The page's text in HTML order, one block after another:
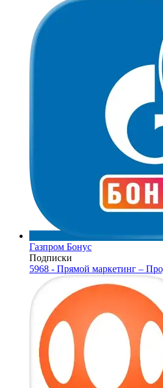
Газпром Бонус
Подписки
5968 - Прямой маркетинг –